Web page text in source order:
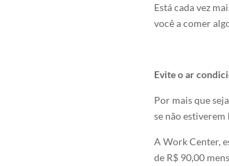
Está cada vez
você a comer
Evite o ar
Por mais que
se não
A Work Center,
de R$ 90,00